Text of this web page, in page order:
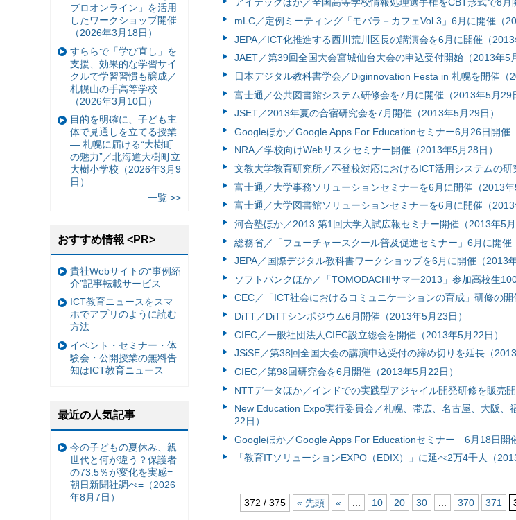
アイテックほか／全国高等学校情報処理選手権をCBT形式で8月
mLC／定例ミーティング「モバラ－カフェVol.3」6月に開催（
JEPA／ICT化推進する西川荒川区長の講演会を6月に開催（2013
JAET／第39回全国大会宮城仙台大会の申込受付開始（2013年5
日本デジタル教科書学会／Diginnovation Festa in 札幌を開催（
富士通／公共図書館システム研修会を7月に開催（2013年5月29
JSET／2013年夏の合宿研究会を7月開催（2013年5月29日）
Googleほか／Google Apps For Educationセミナー6月26日開催
NRA／学校向けWebリスクセミナー開催（2013年5月28日）
文教大学教育研究所／不登校対応におけるICT活用システムの研
富士通／大学事務ソリューションセミナーを6月に開催（2013年
富士通／大学図書館ソリューションセミナーを6月に開催（2013
河合塾ほか／2013 第1回大学入試広報セミナー開催（2013年5月
総務省／「フューチャースクール普及促進セミナー」6月に開催
JEPA／国際デジタル教科書ワークショップを6月に開催（2013
ソフトバンクほか／「TOMODACHIサマー2013」参加高校生
CEC／「ICT社会におけるコミュニケーションの育成」研修の開
DiTT／DiTTシンポジウム6月開催（2013年5月23日）
CIEC／一般社団法人CIEC設立総会を開催（2013年5月22日）
JSiSE／第38回全国大会の講演申込受付の締め切りを延長（2013
CIEC／第98回研究会を6月開催（2013年5月22日）
NTTデータほか／インドでの実践型アジャイル開発研修を販売
New Education Expo実行委員会／札幌、帯広、名古屋、大阪、
22日）
Googleほか／Google Apps For Educationセミナー 6月18日開
「教育ITソリューションEXPO（EDIX）」に延べ2万4千人（
372 / 375 « 先頭 « 10 20 30 370 371
プロオンライン」を活用
したワークショップ開催
（2026年3月18日）
すららで「学び直し」を
支援、効果的な学習サイ
クルで学習習慣も醸成／
札幌山の手高等学校
（2026年3月10日）
目的を明確に、子ども主
体で見通しを立てる授業
— 札幌に届ける“大樹町
の魅力”／北海道大樹町立
大樹小学校（2026年3月9
日）
一覧 >>
おすすめ情報 <PR>
貴社Webサイトの“事例紹
介”記事転載サービス
ICT教育ニュースをスマ
ホでアプリのように読む
方法
イベント・セミナー・体
験会・公開授業の無料告
知はICT教育ニュース
最近の人気記事
今の子どもの夏休み、親
世代と何が違う？保護者
の73.5％が変化を実感=
朝日新聞社調べ=（2026
年8月7日）